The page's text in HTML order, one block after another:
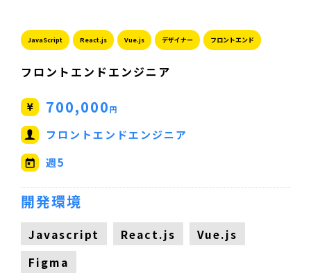
JavaScript React.js Vue.js デザイナー フロントエンド
フロントエンドエンジニア
700,000円
フロントエンドエンジニア
週5
開発環境
Javascript React.js
Vue.js
Figma